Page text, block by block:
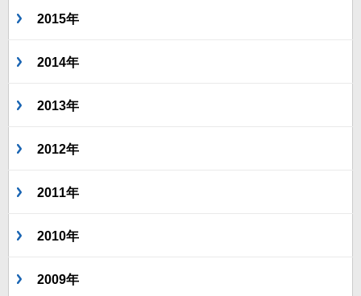
2015年
2014年
2013年
2012年
2011年
2010年
2009年